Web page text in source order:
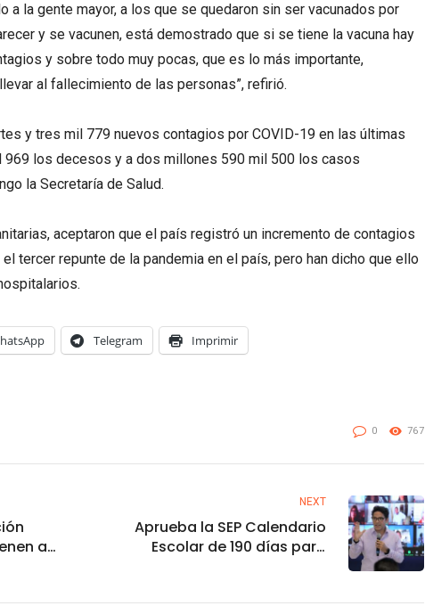
a la gente mayor, a los que se quedaron sin ser vacunados por
y se vacunen, está demostrado que si se tiene la vacuna hay
y sobre todo muy pocas, que es lo más importante,
al fallecimiento de las personas”, refirió.
y tres mil 779 nuevos contagios por COVID-19 en las últimas
969 los decesos y a dos millones 590 mil 500 los casos
la Secretaría de Salud.
aceptaron que el país registró un incremento de contagios
tercer repunte de la pandemia en el país, pero han dicho que ello
Telegram Imprimir
0 767
a
NEXT
Aprueba la SEP Calendario
Escolar de 190 días para